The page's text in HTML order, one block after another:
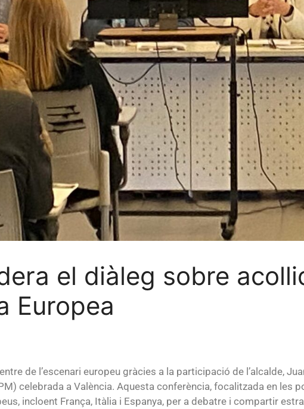
el diàleg sobre
Europea
de l’escenari europeu gràcies a la participació de l’alcalde,
celebrada a València. Aquesta conferència, focalitzada en
incloent França, Itàlia i Espanya, per a debatre i compartir